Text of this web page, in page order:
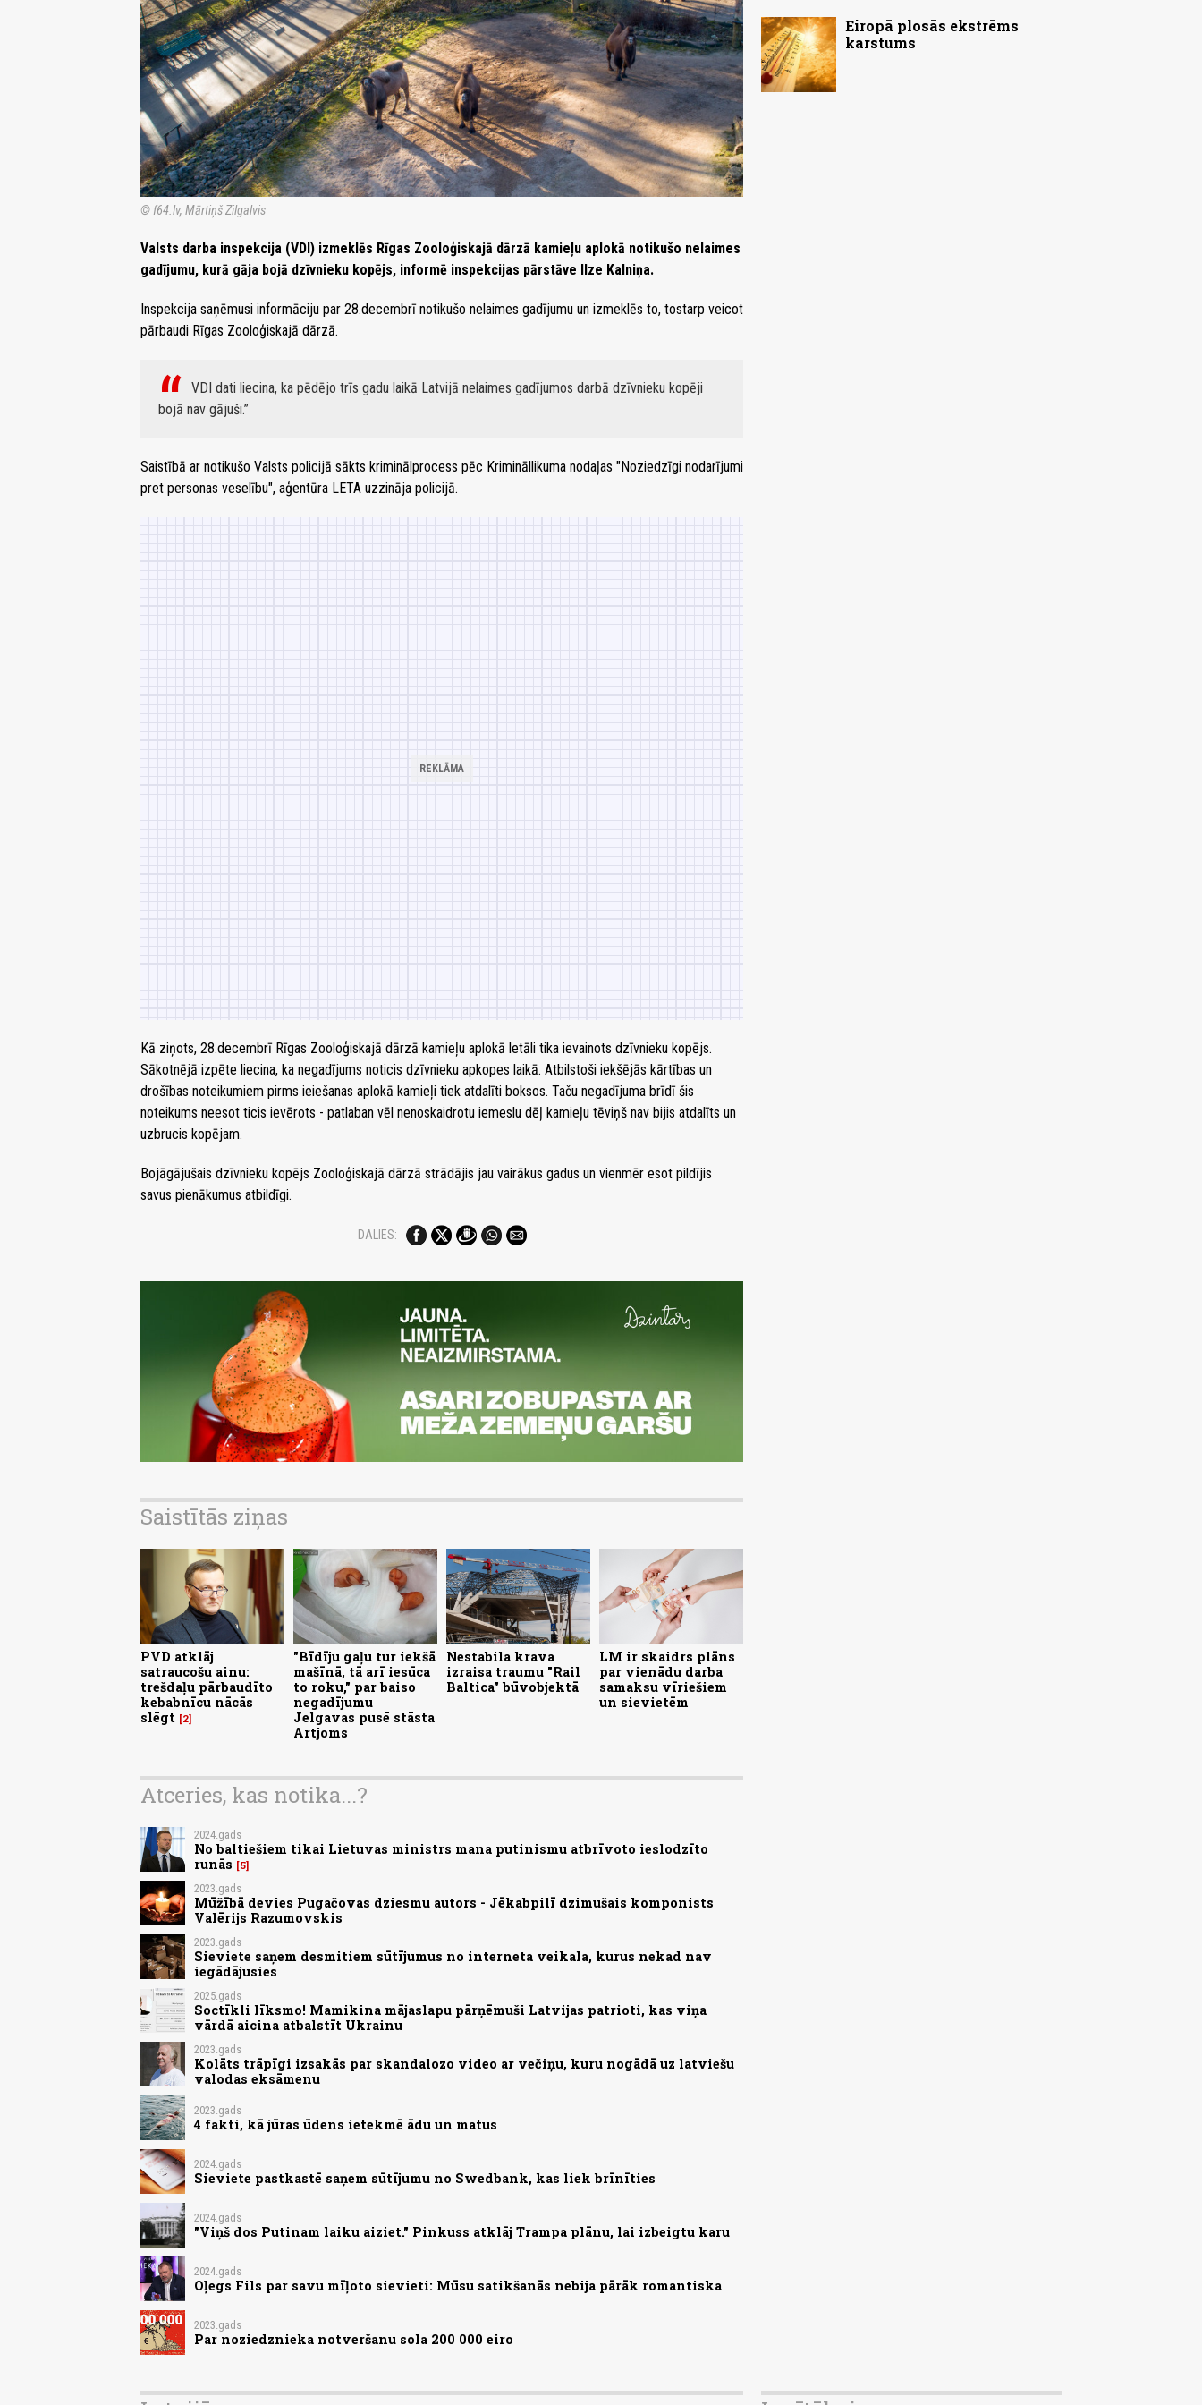
© f64.lv, Mārtiņš Zilgalvis
Valsts darba inspekcija (VDI) izmeklēs Rīgas Zooloģiskajā dārzā kamieļu aplokā notikušo nelaimes
gadījumu, kurā gāja bojā dzīvnieku kopējs, informē inspekcijas pārstāve Ilze Kalniņa.
Inspekcija saņēmusi informāciju par 28.decembrī notikušo nelaimes gadījumu un izmeklēs to, tostarp veicot
pārbaudi Rīgas Zooloģiskajā dārzā.
VDI dati liecina, ka pēdējo trīs gadu laikā Latvijā nelaimes gadījumos darbā dzīvnieku kopēji
bojā nav gājuši.
Saistībā ar notikušo Valsts policijā sākts kriminālprocess pēc Krimināllikuma nodaļas "Noziedzīgi nodarījumi
pret personas veselību", aģentūra LETA uzzināja policijā.
Kā ziņots, 28.decembrī Rīgas Zooloģiskajā dārzā kamieļu aplokā letāli tika ievainots dzīvnieku kopējs.
Sākotnējā izpēte liecina, ka negadījums noticis dzīvnieku apkopes laikā. Atbilstoši iekšējās kārtības un
drošības noteikumiem pirms ieiešanas aplokā kamieļi tiek atdalīti boksos. Taču negadījuma brīdī šis
noteikums neesot ticis ievērots - patlaban vēl nenoskaidrotu iemeslu dēļ kamieļu tēviņš nav bijis atdalīts un
uzbrucis kopējam.
Bojāgājušais dzīvnieku kopējs Zooloģiskajā dārzā strādājis jau vairākus gadus un vienmēr esot pildījis
savus pienākumus atbildīgi.
DALIES:
Saistītās ziņas
PVD atklāj
satraucošu ainu:
trešdaļu pārbaudīto
kebabnīcu nācās
slēgt 2
"Bīdīju gaļu tur iekšā
mašīnā, tā arī iesūca
to roku," par baiso
negadījumu
Jelgavas pusē stāsta
Artjoms
Nestabila krava
izraisa traumu "Rail
Baltica" būvobjektā
LM ir skaidrs plāns
par vienādu darba
samaksu vīriešiem
un sievietēm
Atceries, kas notika...?
2024.gads
No baltiešiem tikai Lietuvas ministrs mana putinismu atbrīvoto ieslodzīto
runās
5
2023.gads
Mūžībā devies Pugačovas dziesmu autors - Jēkabpilī dzimušais komponists
Valērijs Razumovskis
2023.gads
Sieviete saņem desmitiem sūtījumus no interneta veikala, kurus nekad nav
iegādājusies
2025.gads
Soctīkli līksmo! Mamikina mājaslapu pārņēmuši Latvijas patrioti, kas viņa
vārdā aicina atbalstīt Ukrainu
2023.gads
Kolāts trāpīgi izsakās par skandalozo video ar večiņu, kuru nogādā uz latviešu
valodas eksāmenu
2023.gads
4 fakti, kā jūras ūdens ietekmē ādu un matus
2024.gads
Sieviete pastkastē saņem sūtījumu no Swedbank, kas liek brīnīties
2024.gads
"Viņš dos Putinam laiku aiziet." Pinkuss atklāj Trampa plānu, lai izbeigtu karu
2024.gads
Oļegs Fils par savu mīļoto sievieti: Mūsu satikšanās nebija pārāk romantiska
2023.gads
Par noziedznieka notveršanu sola 200 000 eiro
Eiropā plosās ekstrēms
karstums